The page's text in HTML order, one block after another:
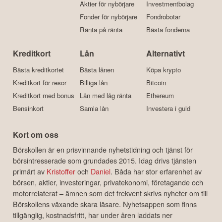
Aktier för nybörjare
Fonder för nybörjare
Ränta på ränta
Investmentbolag
Fondrobotar
Bästa fonderna
Kreditkort
Bästa kreditkortet
Kreditkort för resor
Kreditkort med bonus
Bensinkort
Lån
Bästa lånen
Billiga lån
Lån med låg ränta
Samla lån
Alternativt
Köpa krypto
Bitcoin
Ethereum
Investera i guld
Kort om oss
Börskollen är en prisvinnande nyhetstidning och tjänst för
börsintresserade som grundades 2015. Idag drivs tjänsten
primärt av Kristofferoch Daniel. Båda har stor erfarenhet av
börsen, aktier, investeringar, privatekonomi, företagande och
motorrelaterat – ämnen som det frekvent skrivs nyheter om till
Börskollens växande skara läsare. Nyhetsappen som finns
tillgänglig, kostnadsfritt, har under åren laddats ner